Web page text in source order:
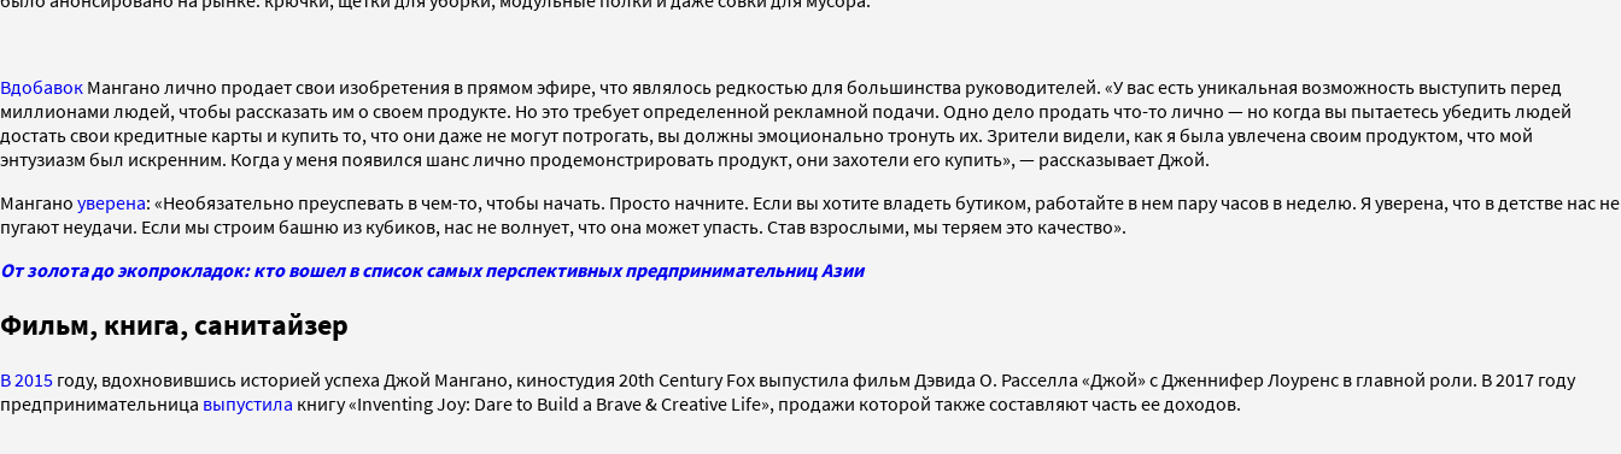
Вдобавок Мангано лично продает свои изобретения в прямом эфире, что являлось редкостью для большинства руководителей. «У вас есть уникальная возможность выступить перед
миллионами людей, чтобы рассказать им о своем продукте. Но это требует определенной рекламной подачи. Одно дело продать что-то лично — но когда вы пытаетесь убедить людей
достать свои кредитные карты и купить то, что они даже не могут потрогать, вы должны эмоционально тронуть их. Зрители видели, как я была увлечена своим продуктом, что мой
энтузиазм был искренним. Когда у меня появился шанс лично продемонстрировать продукт, они захотели его купить», — рассказывает Джой.
Мангано уверена: «Необязательно преуспевать в чем-то, чтобы начать. Просто начните. Если вы хотите владеть бутиком, работайте в нем пару часов в неделю. Я уверена, что в детстве нас не
пугают неудачи. Если мы строим башню из кубиков, нас не волнует, что она может упасть. Став взрослыми, мы теряем это качество».
От золота до экопрокладок: кто вошел в список самых перспективных предпринимательниц Азии
Фильм, книга, санитайзер
В 2015 году, вдохновившись историей успеха Джой Мангано, киностудия 20th Century Fox выпустила фильм Дэвида О. Расселла «Джой» с Дженнифер Лоуренс в главной роли. В 2017 году
предпринимательница выпустила книгу «Inventing Joy: Dare to Build a Brave & Creative Life», продажи которой также составляют часть ее доходов.